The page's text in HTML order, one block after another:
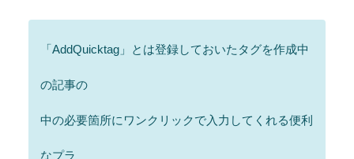
「AddQuicktag」とは登録しておいたタグを作成中
の記事の
中の必要箇所にワンクリックで入力してくれる便利
なプラ